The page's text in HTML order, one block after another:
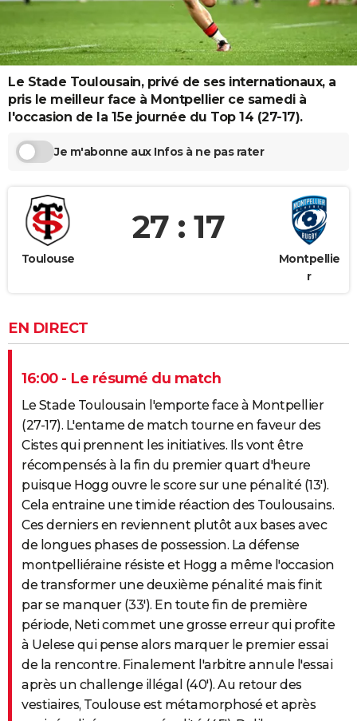
GUIDES D'ACHAT
BONS PLANS
CARTE DE VOEUX
Carte de Noël
Carte Bonne année
Carte Saint-Valentin
Carte Pâques
Carte d'anniversaire
DICTIONNAIRE
COPAINS D'AVANT
S'inscrire
Se connecter
Lycées
Collèges
Primaires
Universités
Entreprises
Service militaire
Avis de recherche
AVIS DE DÉCÈS
Le Stade Toulousain, privé de ses internationaux, a
pris le meilleur face à Montpellier ce samedi à
l'occasion de la 15e journée du Top 14 (27-17).
Je m'abonne aux Infos à ne pas rater
Toulouse
27 : 17
Montpellie
r
EN DIRECT
16:00 - Le résumé du match
Le Stade Toulousain l'emporte face à Montpellier
(27-17). L'entame de match tourne en faveur des
Cistes qui prennent les initiatives. Ils vont être
récompensés à la fin du premier quart d'heure
puisque Hogg ouvre le score sur une pénalité (13').
Cela entraine une timide réaction des Toulousains.
Ces derniers en reviennent plutôt aux bases avec
de longues phases de possession. La défense
montpelliéraine résiste et Hogg a même l'occasion
de transformer une deuxième pénalité mais finit
par se manquer (33'). En toute fin de première
période, Neti commet une grosse erreur qui profite
à Uelese qui pense alors marquer le premier essai
de la rencontre. Finalement l'arbitre annule l'essai
après un challenge illégal (40'). Au retour des
vestiaires, Toulouse est métamorphosé et après